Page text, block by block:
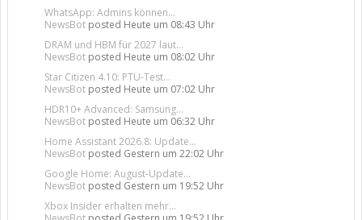
WhatsApp: Admins können...
NewsBot posted Heute um 08:43 Uhr
DRAM und HBM für 2027 laut...
NewsBot posted Heute um 08:02 Uhr
Star Citizen 4.10: PTU-Test...
NewsBot posted Heute um 07:02 Uhr
HDR10+ Advanced: Samsung...
NewsBot posted Heute um 06:32 Uhr
Home Assistant 2026.8: Update...
NewsBot posted Gestern um 22:02 Uhr
Google Home: August-Update...
NewsBot posted Gestern um 19:52 Uhr
Xbox Insider erhalten mehr...